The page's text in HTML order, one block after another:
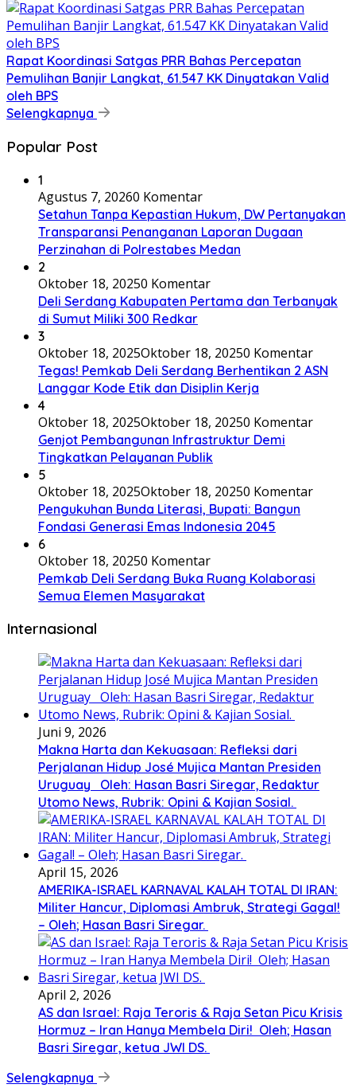
Rapat Koordinasi Satgas PRR Bahas Percepatan
Pemulihan Banjir Langkat, 61.547 KK Dinyatakan Valid
oleh BPS
Selengkapnya
Popular Post
1
Agustus 7, 20260 Komentar
Setahun Tanpa Kepastian Hukum, DW Pertanyakan
Transparansi Penanganan Laporan Dugaan
Perzinahan di Polrestabes Medan
2
Oktober 18, 20250 Komentar
Deli Serdang Kabupaten Pertama dan Terbanyak
di Sumut Miliki 300 Redkar
3
Oktober 18, 2025Oktober 18, 20250 Komentar
Tegas! Pemkab Deli Serdang Berhentikan 2 ASN
Langgar Kode Etik dan Disiplin Kerja
4
Oktober 18, 2025Oktober 18, 20250 Komentar
Genjot Pembangunan Infrastruktur Demi
Tingkatkan Pelayanan Publik
5
Oktober 18, 2025Oktober 18, 20250 Komentar
Pengukuhan Bunda Literasi, Bupati: Bangun
Fondasi Generasi Emas Indonesia 2045
6
Oktober 18, 20250 Komentar
Pemkab Deli Serdang Buka Ruang Kolaborasi
Semua Elemen Masyarakat
Internasional
Juni 9, 2026
Makna Harta dan Kekuasaan: Refleksi dari
Perjalanan Hidup José Mujica Mantan Presiden
Uruguay Oleh: Hasan Basri Siregar, Redaktur
Utomo News, Rubrik: Opini & Kajian Sosial.
April 15, 2026
AMERIKA-ISRAEL KARNAVAL KALAH TOTAL DI IRAN:
Militer Hancur, Diplomasi Ambruk, Strategi Gagal!
– Oleh; Hasan Basri Siregar.
April 2, 2026
AS dan Israel: Raja Teroris & Raja Setan Picu Krisis
Hormuz – Iran Hanya Membela Diri! Oleh; Hasan
Basri Siregar, ketua JWI DS.
Selengkapnya